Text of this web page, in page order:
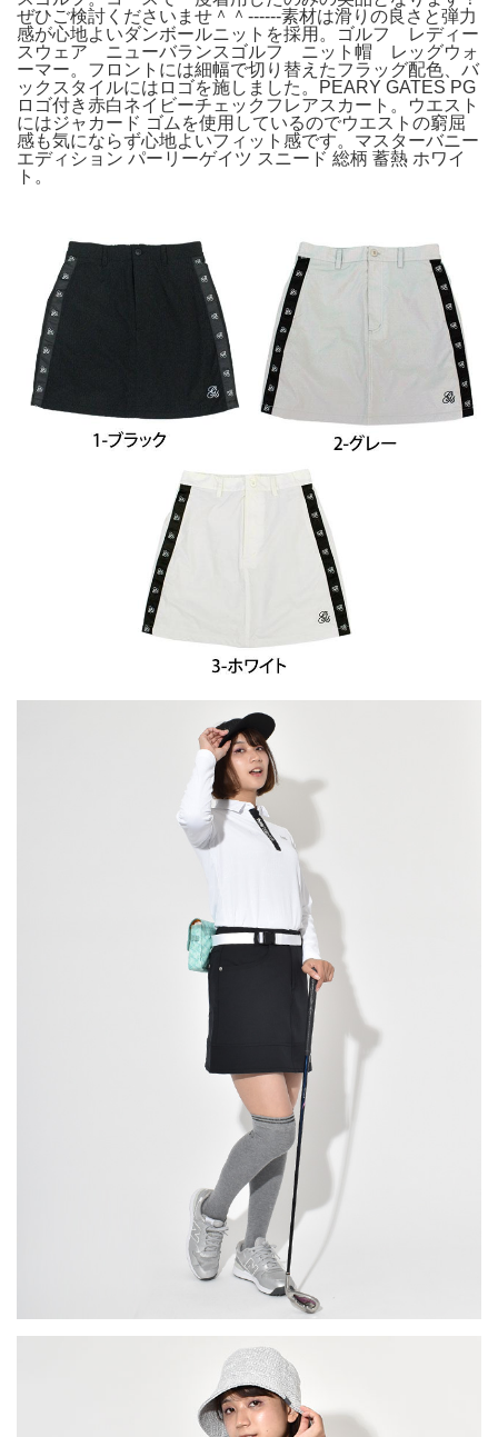
ぜひご検討くださいませ＾＾------素材は滑りの良さと弾力
感が心地よいダンボールニットを採用。ゴルフ レディー
スウェア ニューバランスゴルフ ニット帽 レッグウォ
ーマー。フロントには細幅で切り替えたフラッグ配色、バ
ックスタイルにはロゴを施しました。PEARY GATES PG
ロゴ付き赤白ネイビーチェックフレアスカート。ウエスト
にはジャカード ゴムを使用しているのでウエストの窮屈
感も気にならず心地よいフィット感です。マスターバニー
エディション パーリーゲイツ スニード 総柄 蓄熱 ホワイ
ト。